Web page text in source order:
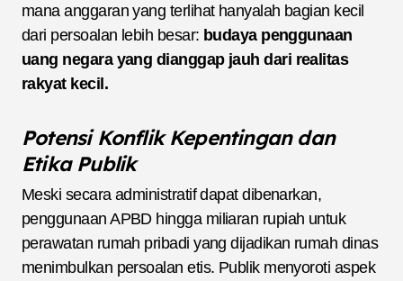
mana anggaran yang terlihat hanyalah bagian kecil
dari persoalan lebih besar: budaya penggunaan
uang negara yang dianggap jauh dari realitas
rakyat kecil.
Potensi Konflik Kepentingan dan
Etika Publik
Meski secara administratif dapat dibenarkan,
penggunaan APBD hingga miliaran rupiah untuk
perawatan rumah pribadi yang dijadikan rumah dinas
menimbulkan persoalan etis. Publik menyoroti aspek